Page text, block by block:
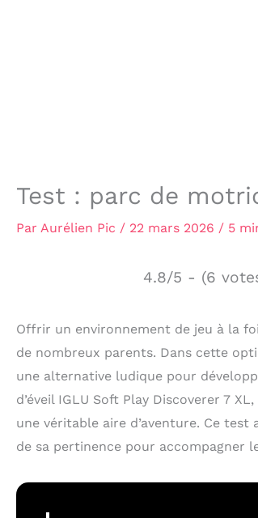
Test : parc de
Par Aurélien Pic / 22 mars 2026 / 5
4.8/5 - (6
Offrir un environnement de jeu à la
de nombreux parents. Dans cette
une alternative ludique pour
d’éveil IGLU Soft Play Discoverer 7
une véritable aire d’aventure. Ce
de sa pertinence pour accompagner